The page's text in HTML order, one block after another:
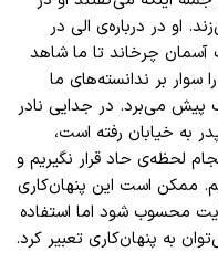
او در درباره‌ی الی در
چرخاند تا ما شاهد
سوار بر ندانسته‌های ما
پیش می‌برد. در جدایی نادر
به خیابان رفته است،
لحظه‌ی حاد قرار نگیریم و
ممکن است این پنهان‌کاری
محسوب شود اما استفاده
به پنهان‌کاری تعبیر کرد.